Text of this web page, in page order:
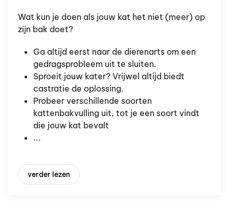
Wat kun je doen als jouw kat het niet (meer) op
zijn bak doet?
Ga altijd eerst naar de dierenarts om een
gedragsprobleem uit te sluiten.
Sproeit jouw kater? Vrijwel altijd biedt
castratie de oplossing.
Probeer verschillende soorten
kattenbakvulling uit, tot je een soort vindt
die jouw kat bevalt
...
verder lezen